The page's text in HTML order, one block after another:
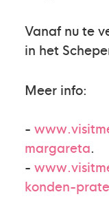
Vanaf nu te
in het
Meer info:
-
margareta.
-
konden-